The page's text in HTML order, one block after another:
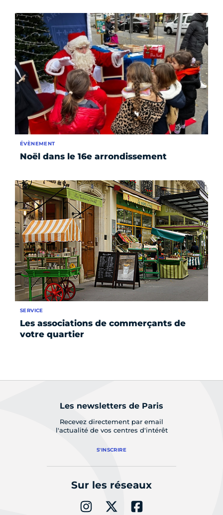
Noël dans le 16e arrondissement
ÉVÈNEMENT
Les associations de commerçants de
votre quartier
SERVICE
Les newsletters de Paris
Recevez directement par email
l'actualité de vos centres d'intérêt
S'INSCRIRE
Sur les réseaux